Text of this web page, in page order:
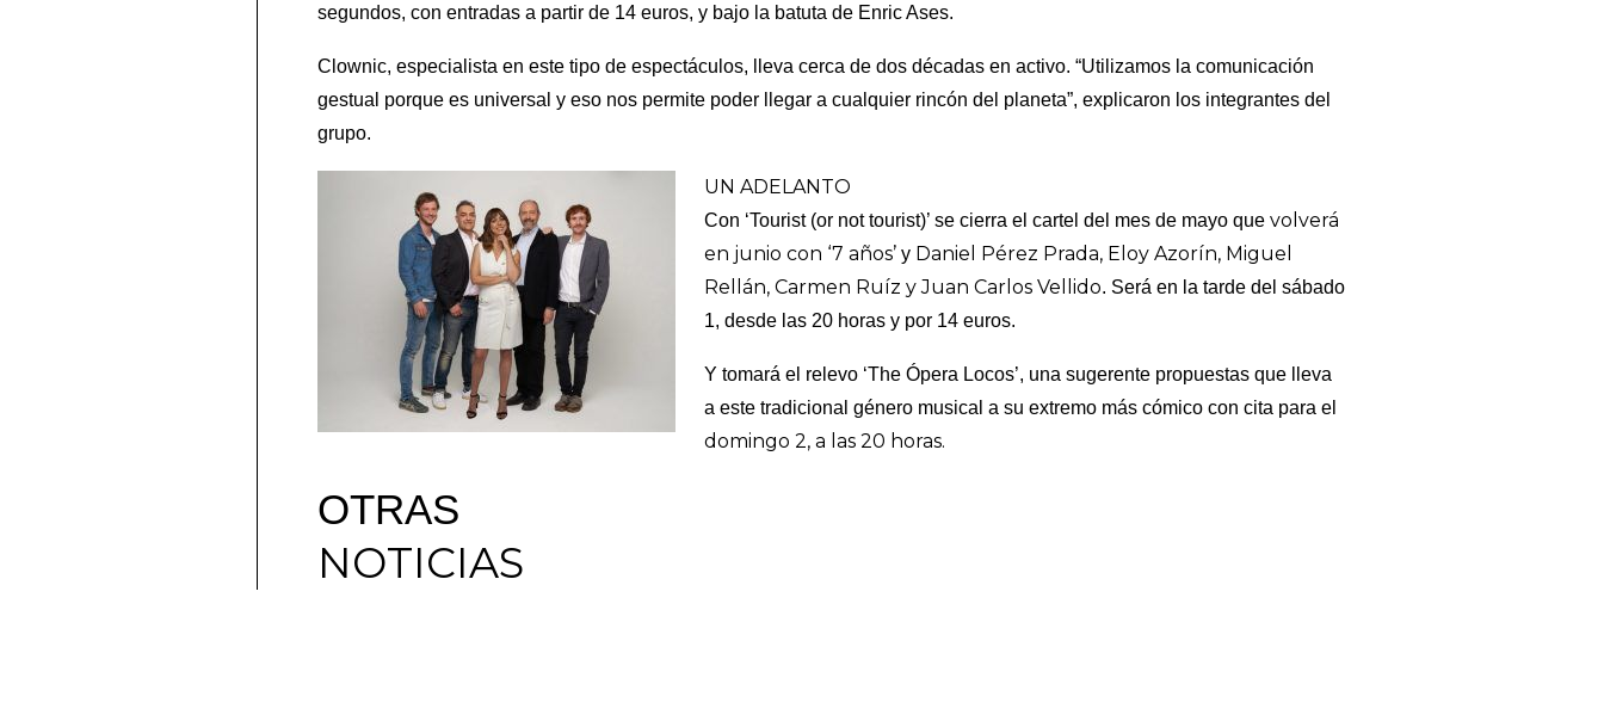
segundos, con entradas a partir de 14 euros, y bajo la batuta de Enric Ases.
Clownic, especialista en este tipo de espectáculos, lleva cerca de dos décadas en activo. “Utilizamos la comunicación
gestual porque es universal y eso nos permite poder llegar a cualquier rincón del planeta”, explicaron los integrantes del
grupo.
UN ADELANTO
Con ‘Tourist (or not tourist)’ se cierra el cartel del mes de mayo quevolverá
en junio con ‘7 años’ y Daniel Pérez Prada, Eloy Azorín, Miguel
Rellán, Carmen Ruíz y Juan Carlos Vellido. Será en la tarde del sábado
1, desde las 20 horas y por 14 euros.
Y tomará el relevo ‘The Ópera Locos’, una sugerente propuestas que lleva
a este tradicional género musical a su extremo más cómico con cita para el
domingo 2, a las 20 horas.
OTRAS
NOTICIAS